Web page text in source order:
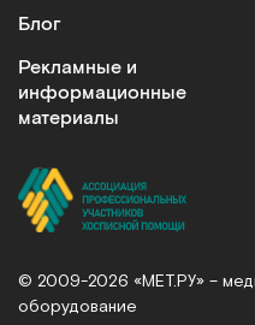
Блог
Рекламные и
информационные
материалы
© 2009-2026 «МЕТ.РУ» –
оборудование